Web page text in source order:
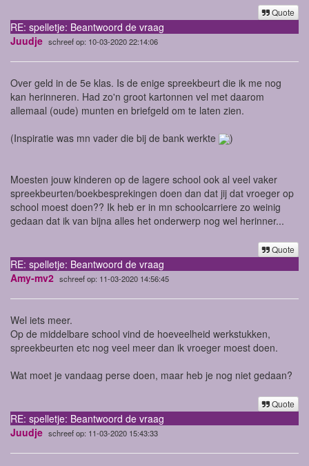
Quote
RE: spelletje: Beantwoord de vraag
Juudje schreef op: 10-03-2020 22:14:06
Over geld in de 5e klas. Is de enige spreekbeurt die ik me nog
kan herinneren. Had zo'n groot kartonnen vel met daarom
allemaal (oude) munten en briefgeld om te laten zien.
(Inspiratie was mn vader die bij de bank werkte
)
Moesten jouw kinderen op de lagere school ook al veel vaker
spreekbeurten/boekbesprekingen doen dan dat jij dat vroeger op
school moest doen?? Ik heb er in mn schoolcarriere zo weinig
gedaan dat ik van bijna alles het onderwerp nog wel herinner...
Quote
RE: spelletje: Beantwoord de vraag
Amy-mv2 schreef op: 11-03-2020 14:56:45
Wel iets meer.
Op de middelbare school vind de hoeveelheid werkstukken,
spreekbeurten etc nog veel meer dan ik vroeger moest doen.
Wat moet je vandaag perse doen, maar heb je nog niet gedaan?
Quote
RE: spelletje: Beantwoord de vraag
Juudje schreef op: 11-03-2020 15:43:33